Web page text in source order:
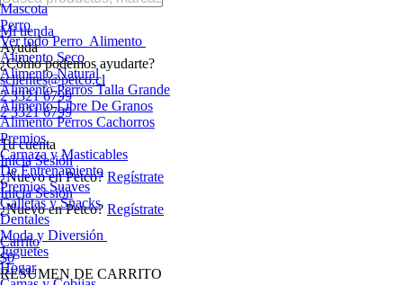
Mi tienda
Ayuda
¿Cómo podemos ayudarte?
sclientes@petco.cl
2 3321 6799
2 3321 6799
Tu cuenta
Inicia Sesión
¿Nuevo en Petco? Regístrate
Inicia Sesión
¿Nuevo en Petco? Regístrate
Carrito
$0
RESUMEN DE CARRITO
Mascota
Perro
Ver todo Perro Alimento
Alimento Seco
Alimento Natural
Alimento Perros Talla Grande
Alimento Libre De Granos
Alimento Perros Cachorros
Premios
Carnaza y Masticables
De Entrenamiento
Premios Suaves
Galletas y Snacks
Dentales
Moda y Diversión
Juguetes
Hogar